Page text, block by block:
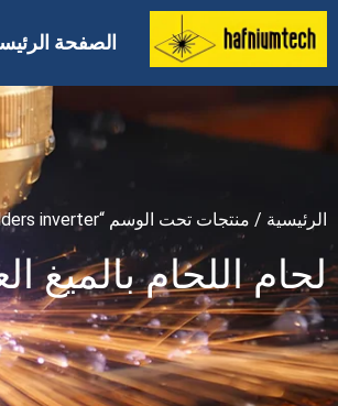
الصفحة
الرئيسية / منتجات تحت الوسم “mig welders inverter”
لحام اللحام بالميغ